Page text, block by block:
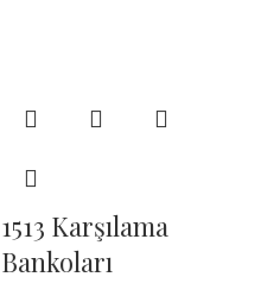
1513 Karşılama
Bankoları